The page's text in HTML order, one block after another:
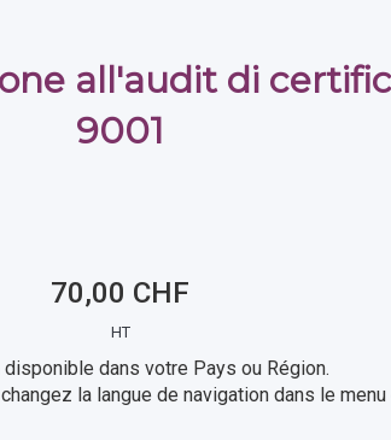
all'audit di
9001
70,00 CHF
HT
disponible dans votre Pays ou Région.
la langue de navigation dans le menu